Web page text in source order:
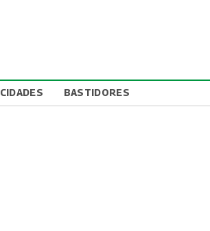
CIDADES BASTIDORES